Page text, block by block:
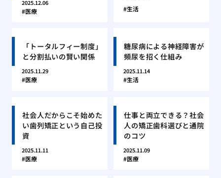
2025.12.06
医療 生活
「トータルフィー制度」
と分割払いの賢い関係
2025.11.29
医療
糖尿病による神経障害が
頻尿を招く仕組み
2025.11.14
生活
社会人だからこそ始めた
い歯列矯正という自己投
資
2025.11.11
医療
仕事と両立できる？社会
人の矯正歯科選びと通院
のコツ
2025.11.09
医療